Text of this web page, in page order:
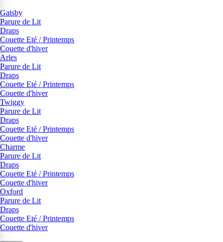
Gatsby
Parure de Lit
Draps
Couette Eté / Printemps
Couette d'hiver
Arles
Parure de Lit
Draps
Couette Eté / Printemps
Couette d'hiver
Twiggy
Parure de Lit
Draps
Couette Eté / Printemps
Couette d'hiver
Charme
Parure de Lit
Draps
Couette Eté / Printemps
Couette d'hiver
Oxford
Parure de Lit
Draps
Couette Eté / Printemps
Couette d'hiver